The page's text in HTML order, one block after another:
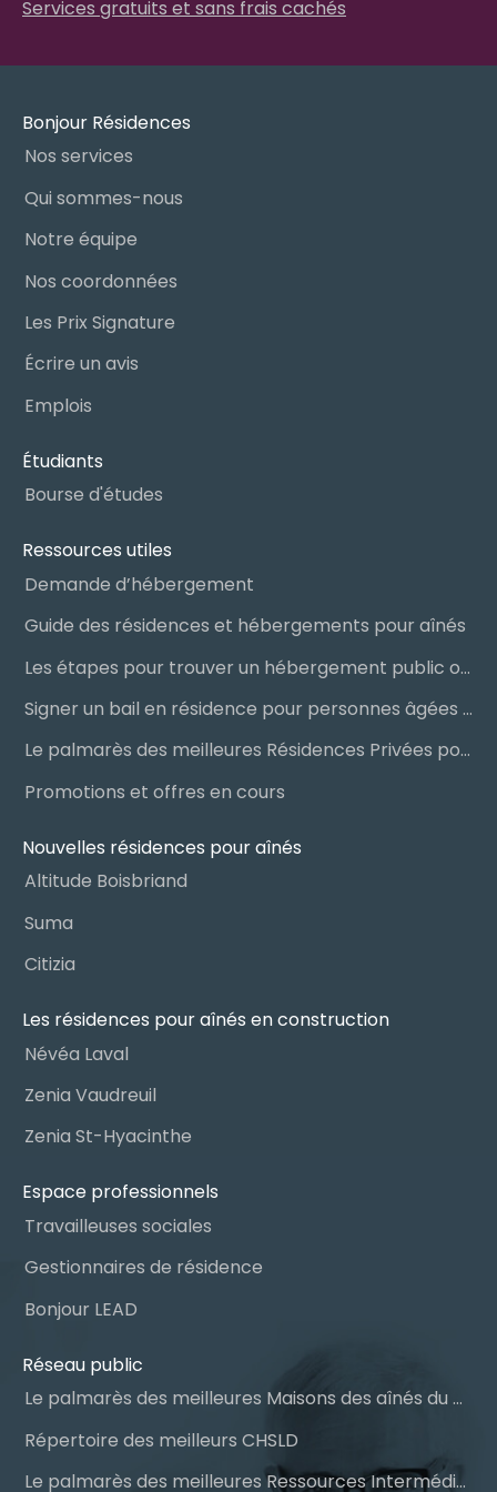
Services gratuits et sans frais cachés
Bonjour Résidences
Nos services
Qui sommes-nous
Notre équipe
Nos coordonnées
Les Prix Signature
Écrire un avis
Emplois
Étudiants
Bourse d'études
Ressources utiles
Demande d’hébergement
Guide des résidences et hébergements pour aînés
Les étapes pour trouver un hébergement public ou privé
Signer un bail en résidence pour personnes âgées (RPA) : ce qu’il faut savoir
Le palmarès des meilleures Résidences Privées pour Aînés (RPA)
Promotions et offres en cours
Nouvelles résidences pour aînés
Altitude Boisbriand
Suma
Citizia
Les résidences pour aînés en construction
Névéa Laval
Zenia Vaudreuil
Zenia St-Hyacinthe
Espace professionnels
Travailleuses sociales
Gestionnaires de résidence
Bonjour LEAD
Réseau public
Le palmarès des meilleures Maisons des aînés du Québec
Répertoire des meilleurs CHSLD
Le palmarès des meilleures Ressources Intermédiaires (RI)